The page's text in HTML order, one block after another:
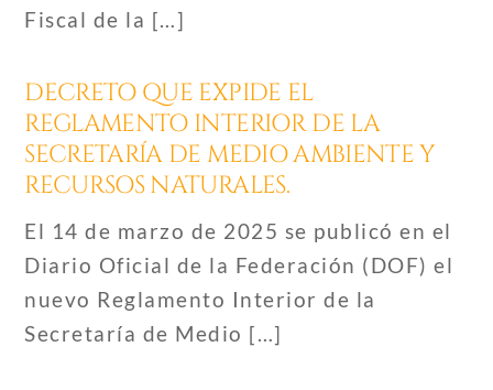
Fiscal de la […]
DECRETO QUE EXPIDE EL
REGLAMENTO INTERIOR DE LA
SECRETARÍA DE MEDIO AMBIENTE Y
RECURSOS NATURALES.
El 14 de marzo de 2025 se publicó en el
Diario Oficial de la Federación (DOF) el
nuevo Reglamento Interior de la
Secretaría de Medio […]